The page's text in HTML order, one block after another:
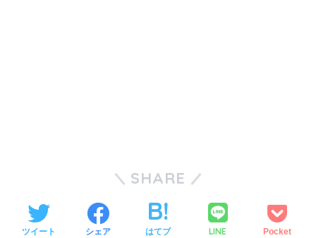
SHARE
ツイート シェア はてブ LINE Pocket